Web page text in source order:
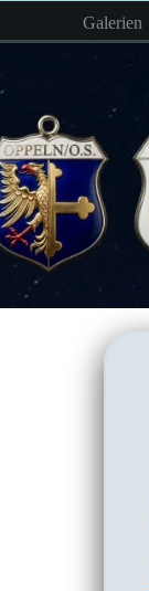
springen
Galerien